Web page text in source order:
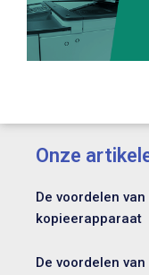
Onze
De voordelen
kopieerapparaat
De voordelen